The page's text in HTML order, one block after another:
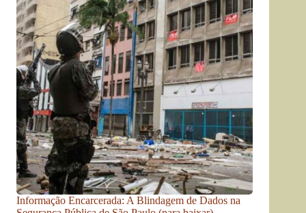
Informação Encarcerada: A Blindagem de Dados na